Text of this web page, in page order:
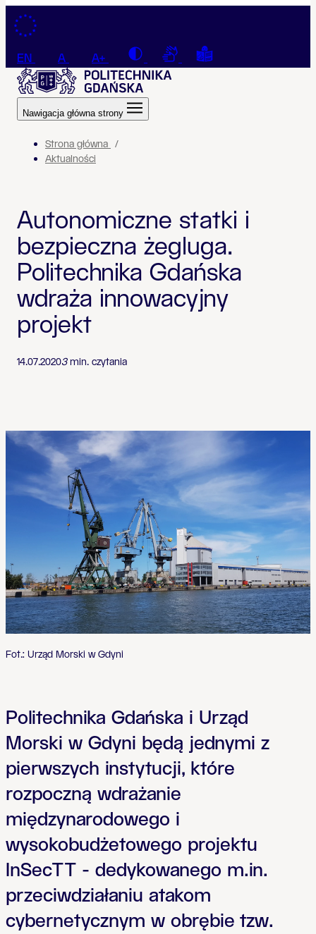
Przejdź do treści
EN A A+ Contrast Connection with a sign
Tekst łatwy do
Nawigacja główna strony
Strona główna
Aktualności
Autonomiczne statki i
bezpieczna żegluga.
Politechnika Gdańska
wdraża innowacyjny
projekt
14.07.20203min. czytania
Fot.: Urząd Morski w Gdyni
Politechnika Gdańska i Urząd
Morski w Gdyni będą jednymi z
pierwszych instytucji, które
rozpoczną wdrażanie
międzynarodowego i
wysokobudżetowego projektu
InSecTT - dedykowanego m.in.
przeciwdziałaniu atakom
cybernetycznym w obrębie tzw.